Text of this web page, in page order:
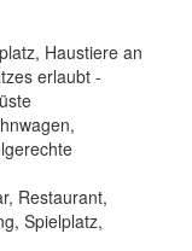
Haustiere an
erlaubt -
Restaurant,
Spielplatz,